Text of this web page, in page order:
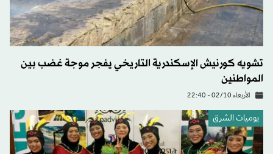
تشويه كورنيش الإسكندرية التاريخي يفجر موجة غضب بين
المواطنين
الأربعاء 02/10 - 22:40
يوميات الشرق